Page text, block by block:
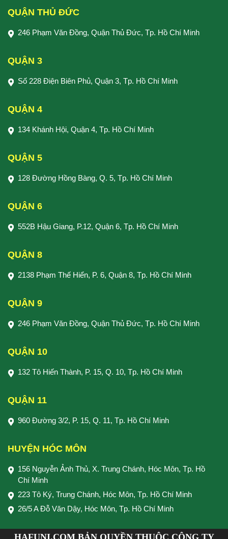
QUẬN THỦ ĐỨC
246 Phạm Văn Đồng, Quận Thủ Đức, Tp. Hồ Chí Minh
QUẬN 3
Số 228 Điện Biên Phủ, Quận 3, Tp. Hồ Chí Minh
QUẬN 4
134 Khánh Hội, Quận 4, Tp. Hồ Chí Minh
QUẬN 5
128 Đường Hồng Bàng, Q. 5, Tp. Hồ Chí Minh
QUẬN 6
552B Hậu Giang, P.12, Quận 6, Tp. Hồ Chí Minh
QUẬN 8
2138 Phạm Thế Hiển, P. 6, Quận 8, Tp. Hồ Chí Minh
QUẬN 9
246 Phạm Văn Đồng, Quận Thủ Đức, Tp. Hồ Chí Minh
QUẬN 10
132 Tô Hiến Thành, P. 15, Q. 10, Tp. Hồ Chí Minh
QUẬN 11
960 Đường 3/2, P. 15, Q. 11, Tp. Hồ Chí Minh
HUYỆN HÓC MÔN
156 Nguyễn Ảnh Thủ, X. Trung Chánh, Hóc Môn, Tp. Hồ
Chí Minh
223 Tô Ký, Trung Chánh, Hóc Môn, Tp. Hồ Chí Minh
26/5 A Đỗ Văn Dậy, Hóc Môn, Tp. Hồ Chí Minh